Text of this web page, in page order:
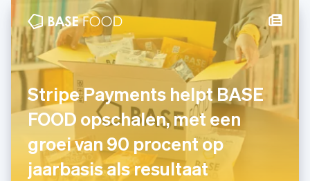
Stripe Payments helpt BASE
FOOD opschalen, met een
groei van 90 procent op
jaarbasis als resultaat
English
India
English
Italië
ItalianoEnglish
Japan
日本語English
Kroatië
EnglishItaliano
Letland
English
Liechtenstein